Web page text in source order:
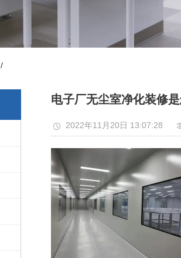
/
电子厂无尘室净化装修
2022年11月20日 13:07:28